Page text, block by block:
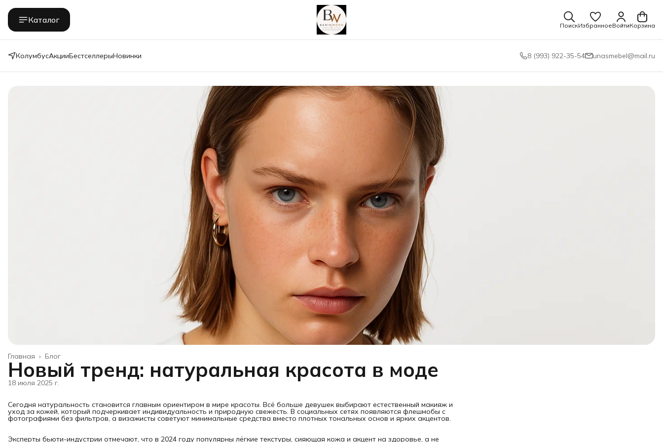
Каталог
ПоискИзбранноеВойтиКорзина
КолумбусАкцииБестселлерыНовинки 8 (993) 922-35-54 unasmebel@mail.ru
Блог
Главная ›
Новый тренд: натуральная красота в моде
18 июля 2025 г.
Сегодня натуральность становится главным ориентиром в мире красоты. Всё больше девушек выбирают естественный макияж и
уход за кожей, который подчеркивает индивидуальность и природную свежесть. В социальных сетях появляются флешмобы с
фотографиями без фильтров, а визажисты советуют минимальные средства вместо плотных тональных основ и ярких акцентов.
Эксперты бьюти-индустрии отмечают, что в 2024 году популярны лёгкие текстуры, сияющая кожа и акцент на здоровье, а не